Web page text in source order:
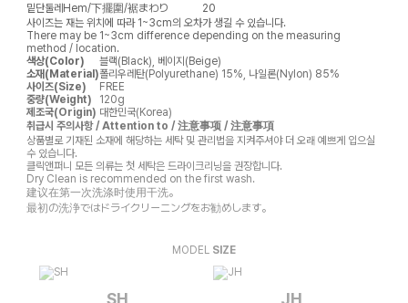
밑단둘레Hem/下擺圍/裾まわり
20
사이즈는 재는 위치에 따라 1~3cm의 오차가 생길 수 있습니다.
There may be 1~3cm difference depending on the measuring
method / location.
색상(Color)
블랙(Black), 베이지(Beige)
소재(Material)폴리우레탄(Polyurethane) 15%, 나일론(Nylon) 85%
사이즈(Size)
FREE
중량(Weight)
120g
제조국(Origin) 대한민국(Korea)
취급시 주의사항 / Attention to / 注意事项 / 注意事項
상품별로 기재된 소재에 해당하는 세탁 및 관리법을 지켜주셔야 더 오래 예쁘게 입으실
수 있습니다.
클릭앤퍼니 모든 의류는 첫 세탁은 드라이크리닝을 권장합니다.
Dry Clean is recommended on the first wash.
建议在第一次洗涤时使用干洗。
最初の洗浄ではドライクリーニングをお勧めします。
MODEL SIZE
SH JH